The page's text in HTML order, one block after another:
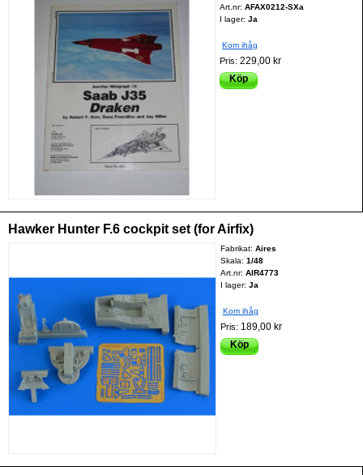
Art.nr:AFAX0212-SXa
I lager: Ja
Kom ihåg
Pris:229,00 kr
Köp
Hawker Hunter F.6 cockpit set (for Airfix)
Fabrikat: Aires
Skala: 1/48
Art.nr: AIR4773
I lager: Ja
Kom ihåg
Pris: 189,00 kr
Köp